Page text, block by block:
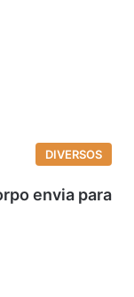
DIVERSOS
envia para